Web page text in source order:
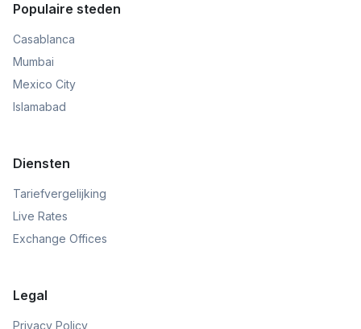
Populaire steden
Casablanca
Mumbai
Mexico City
Islamabad
Diensten
Tariefvergelijking
Live Rates
Exchange Offices
Legal
Privacy Policy